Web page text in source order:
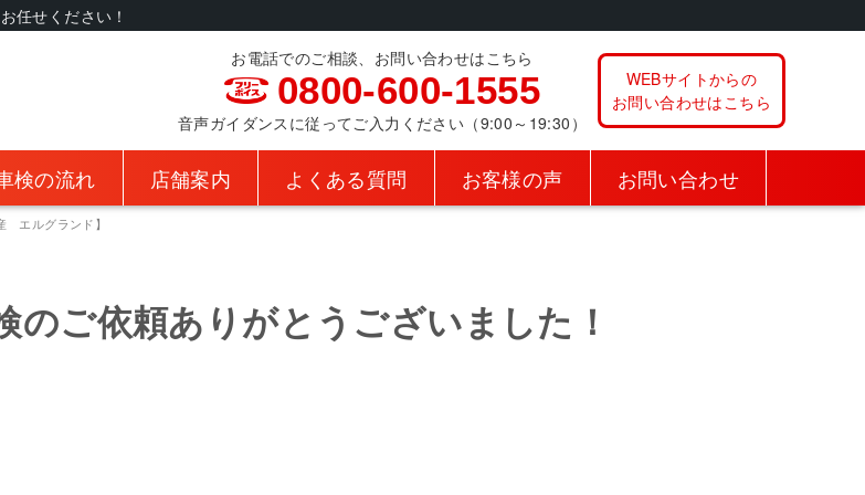
任せください！
お電話でのご相談、お問い合わせはこちら
0800-600-1555
音声ガイダンスに従ってご入力ください（9:00～19:30）
WEBサイトからの
お問い合わせはこちら
検の流れ 店舗案内 よくある質問 お客様の声 お問い合わせ
エルグランド】
のご依頼ありがとうございました！